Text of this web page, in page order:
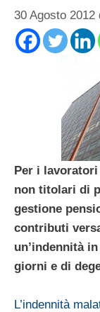
30 Agosto 2012
Per i
non titolari di
gestione
contributi
un’indennità
giorni e di
L’indennità